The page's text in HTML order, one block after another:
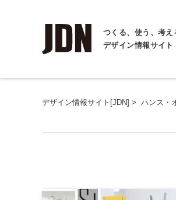
つくる、使う、考え
デザイン情報サイト
デザイン情報サイト[JDN] > ハンス・